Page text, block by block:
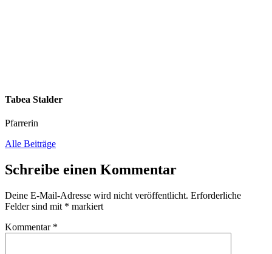
Tabea Stalder
Pfarrerin
Alle Beiträge
Schreibe einen Kommentar
Deine E-Mail-Adresse wird nicht veröffentlicht. Erforderliche
Felder sind mit * markiert
Kommentar *